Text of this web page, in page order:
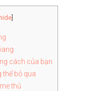
hide]
cách của bạn
bỏ qua
thủ